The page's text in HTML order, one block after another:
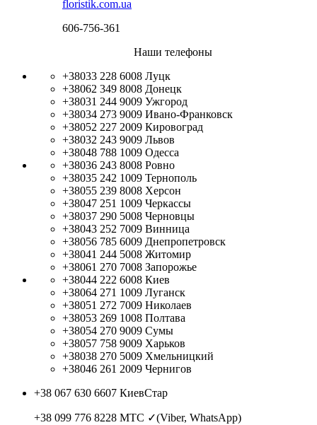
floristik.com.ua
606-756-361
Наши телефоны
+38033 228 6008 Луцк
+38062 349 8008 Донецк
+38031 244 9009 Ужгород
+38034 273 9009 Ивано-Франковск
+38052 227 2009 Кировоград
+38032 243 9009 Львов
+38048 788 1009 Одесса
+38036 243 8008 Ровно
+38035 242 1009 Тернополь
+38055 239 8008 Херсон
+38047 251 1009 Черкассы
+38037 290 5008 Черновцы
+38043 252 7009 Винница
+38056 785 6009 Днепропетровск
+38041 244 5008 Житомир
+38061 270 7008 Запорожье
+38044 222 6008 Киев
+38064 271 1009 Луганск
+38051 272 7009 Николаев
+38053 269 1008 Полтава
+38054 270 9009 Сумы
+38057 758 9009 Харьков
+38038 270 5009 Хмельницкий
+38046 261 2009 Чернигов
+38 067 630 6607 КиевСтар
+38 099 776 8228 МТС ✓(Viber, WhatsApp)